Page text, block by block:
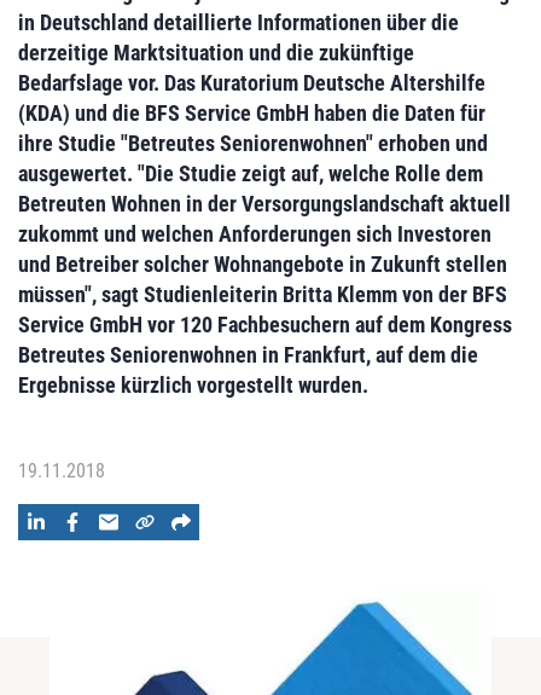
in Deutschland detaillierte Informationen über die
derzeitige Marktsituation und die zukünftige
Bedarfslage vor. Das Kuratorium Deutsche Altershilfe
(KDA) und die BFS Service GmbH haben die Daten für
ihre Studie "Betreutes Seniorenwohnen" erhoben und
ausgewertet. "Die Studie zeigt auf, welche Rolle dem
Betreuten Wohnen in der Versorgungslandschaft aktuell
zukommt und welchen Anforderungen sich Investoren
und Betreiber solcher Wohnangebote in Zukunft stellen
müssen", sagt Studienleiterin Britta Klemm von der BFS
Service GmbH vor 120 Fachbesuchern auf dem Kongress
Betreutes Seniorenwohnen in Frankfurt, auf dem die
Ergebnisse kürzlich vorgestellt wurden.
19.11.2018